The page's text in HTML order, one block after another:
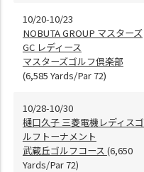
10/20-10/23
NOBUTA GROUP マスターズ
GC レディース
マスターズゴルフ倶楽部
(6,585 Yards/Par 72)
10/28-10/30
樋口久子 三菱電機レディスゴ
ルフトーナメント
武蔵丘ゴルフコース (6,650
Yards/Par 72)